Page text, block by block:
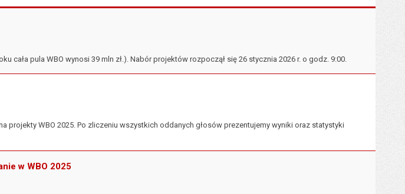
cała pula WBO wynosi 39 mln zł.). Nabór projektów rozpoczął się 26 stycznia 2026 r. o godz. 9:00.
projekty WBO 2025. Po zliczeniu wszystkich oddanych głosów prezentujemy wyniki oraz statystyki
w WBO 2025